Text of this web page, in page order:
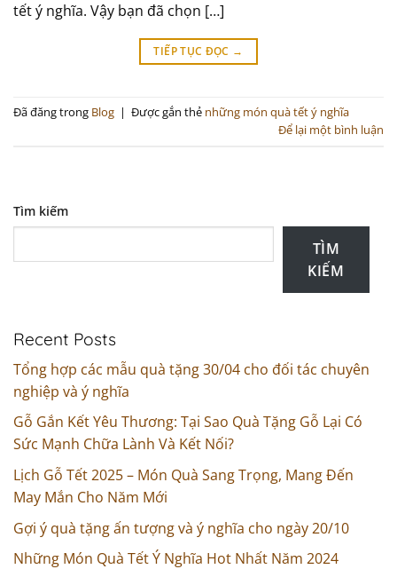
tết ý nghĩa. Vậy bạn đã chọn […]
TIẾP TỤC ĐỌC →
Đã đăng trong Blog | Được gắn thẻ những món quà tết ý nghĩa
Để lại một bình luận
Tìm kiếm
TÌM
KIẾM
Recent Posts
Tổng hợp các mẫu quà tặng 30/04 cho đối tác chuyên
nghiệp và ý nghĩa
Gỗ Gắn Kết Yêu Thương: Tại Sao Quà Tặng Gỗ Lại Có
Sức Mạnh Chữa Lành Và Kết Nối?
Lịch Gỗ Tết 2025 – Món Quà Sang Trọng, Mang Đến
May Mắn Cho Năm Mới
Gợi ý quà tặng ấn tượng và ý nghĩa cho ngày 20/10
Những Món Quà Tết Ý Nghĩa Hot Nhất Năm 2024